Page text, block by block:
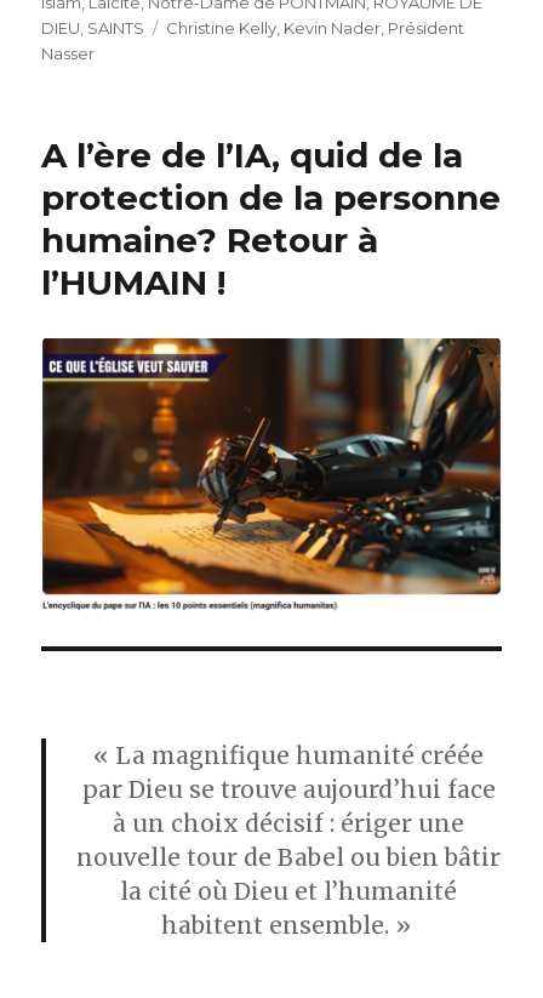
DIEU SAINTS Étiquettes
Christine Kelly Kevin Nader Président
Nasser
A l’ère de l’IA, quid de la
protection de la personne
humaine? Retour à
l’HUMAIN !
« La magnifique humanité créée
par Dieu se trouve aujourd’hui face
à un choix décisif : ériger une
nouvelle tour de Babel ou bien bâtir
la cité où Dieu et l’humanité
habitent ensemble. »